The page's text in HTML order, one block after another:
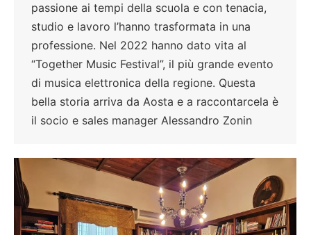
passione ai tempi della scuola e con tenacia,
studio e lavoro l’hanno trasformata in una
professione. Nel 2022 hanno dato vita al
“Together Music Festival”, il più grande evento
di musica elettronica della regione. Questa
bella storia arriva da Aosta e a raccontarcela è
il socio e sales manager Alessandro Zonin